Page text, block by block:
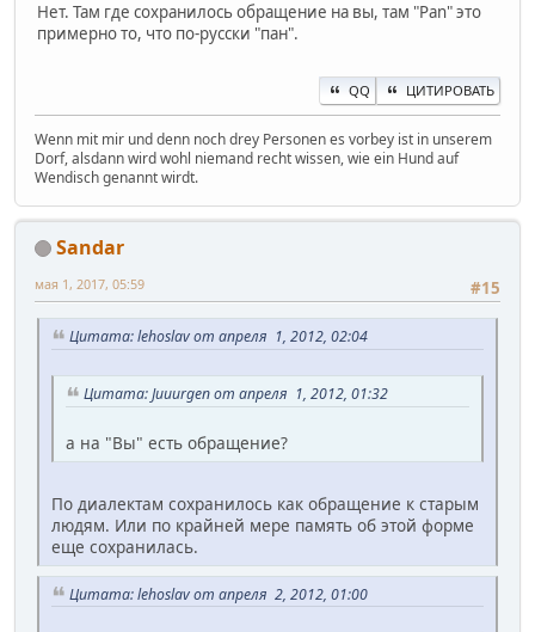
Нет. Там где сохранилось обращение на вы, там "Pan" это
примерно то, что по-русски "пан".
QQ ЦИТИРОВАТЬ
Wenn mit mir und denn noch drey Personen es vorbey ist in unserem
Dorf, alsdann wird wohl niemand recht wissen, wie ein Hund auf
Wendisch genannt wirdt.
Sandar
#15
мая 1, 2017, 05:59
Цитата: lehoslav от апреля 1, 2012, 02:04
Цитата: Juuurgen от апреля 1, 2012, 01:32
а на "Вы" есть обращение?
По диалектам сохранилось как обращение к старым
людям. Или по крайней мере память об этой форме
еще сохранилась.
Цитата: lehoslav от апреля 2, 2012, 01:00